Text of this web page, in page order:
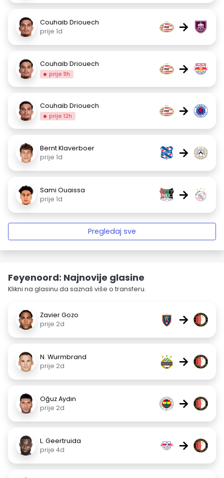
Couhaib Driouech
prije 1d
→
Couhaib Driouech
prije 11h →
Couhaib Driouech
prije 12h →
Bernt Klaverboer
prije 1d
→
Sami Ouaissa
prije 1d
→
Pregledaj sve
Feyenoord: Najnovije glasine
Klikni na glasinu da saznaš više o transferu.
Zavier Gozo
prije 2d
→
N. Wurmbrand
prije 2d
→
Oğuz Aydın
prije 2d
→
L. Geertruida
prije 4d
→